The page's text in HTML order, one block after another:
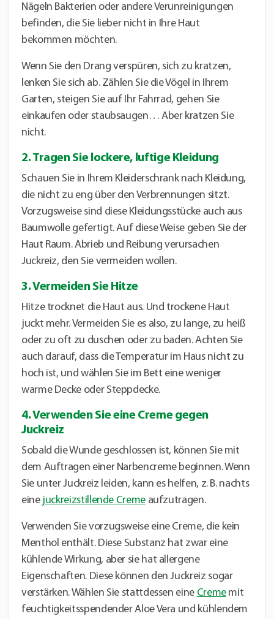
Nägeln Bakterien oder andere Verunreinigungen
befinden, die Sie lieber nicht in Ihre Haut
bekommen möchten.
Wenn Sie den Drang verspüren, sich zu kratzen,
lenken Sie sich ab. Zählen Sie die Vögel in Ihrem
Garten, steigen Sie auf Ihr Fahrrad, gehen Sie
einkaufen oder staubsaugen… Aber kratzen Sie
nicht.
2. Tragen Sie lockere, luftige Kleidung
Schauen Sie in Ihrem Kleiderschrank nach Kleidung,
die nicht zu eng über den Verbrennungen sitzt.
Vorzugsweise sind diese Kleidungsstücke auch aus
Baumwolle gefertigt. Auf diese Weise geben Sie der
Haut Raum. Abrieb und Reibung verursachen
Juckreiz, den Sie vermeiden wollen.
3. Vermeiden Sie Hitze
Hitze trocknet die Haut aus. Und trockene Haut
juckt mehr. Vermeiden Sie es also, zu lange, zu heiß
oder zu oft zu duschen oder zu baden. Achten Sie
auch darauf, dass die Temperatur im Haus nicht zu
hoch ist, und wählen Sie im Bett eine weniger
warme Decke oder Steppdecke.
4. Verwenden Sie eine Creme gegen
Juckreiz
Sobald die Wunde geschlossen ist, können Sie mit
dem Auftragen einer Narbencreme beginnen. Wenn
Sie unter Juckreiz leiden, kann es helfen, z. B. nachts
eine juckreizstillende Cremeaufzutragen.
Verwenden Sie vorzugsweise eine Creme, die kein
Menthol enthält. Diese Substanz hat zwar eine
kühlende Wirkung, aber sie hat allergene
Eigenschaften. Diese können den Juckreiz sogar
verstärken. Wählen Sie stattdessen eine Crememit
feuchtigkeitsspendender Aloe Vera und kühlendem